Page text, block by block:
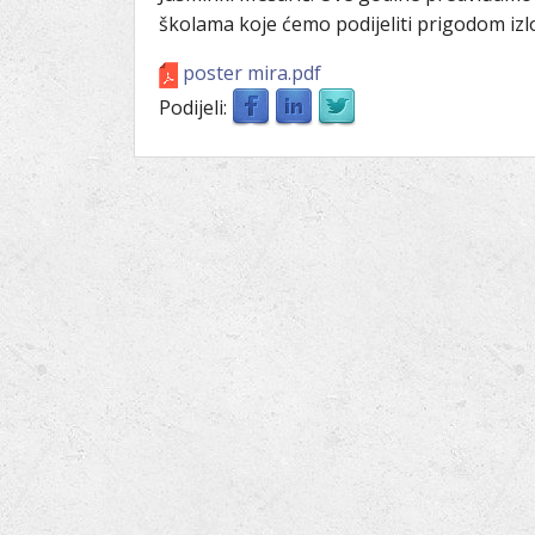
Lions International
Club finder
školama koje ćemo podijeliti prigodom
poster mira.pdf
Podijeli: